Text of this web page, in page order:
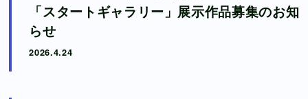
「スタートギャラリー」展示作品募集のお知
らせ
2026.4.24